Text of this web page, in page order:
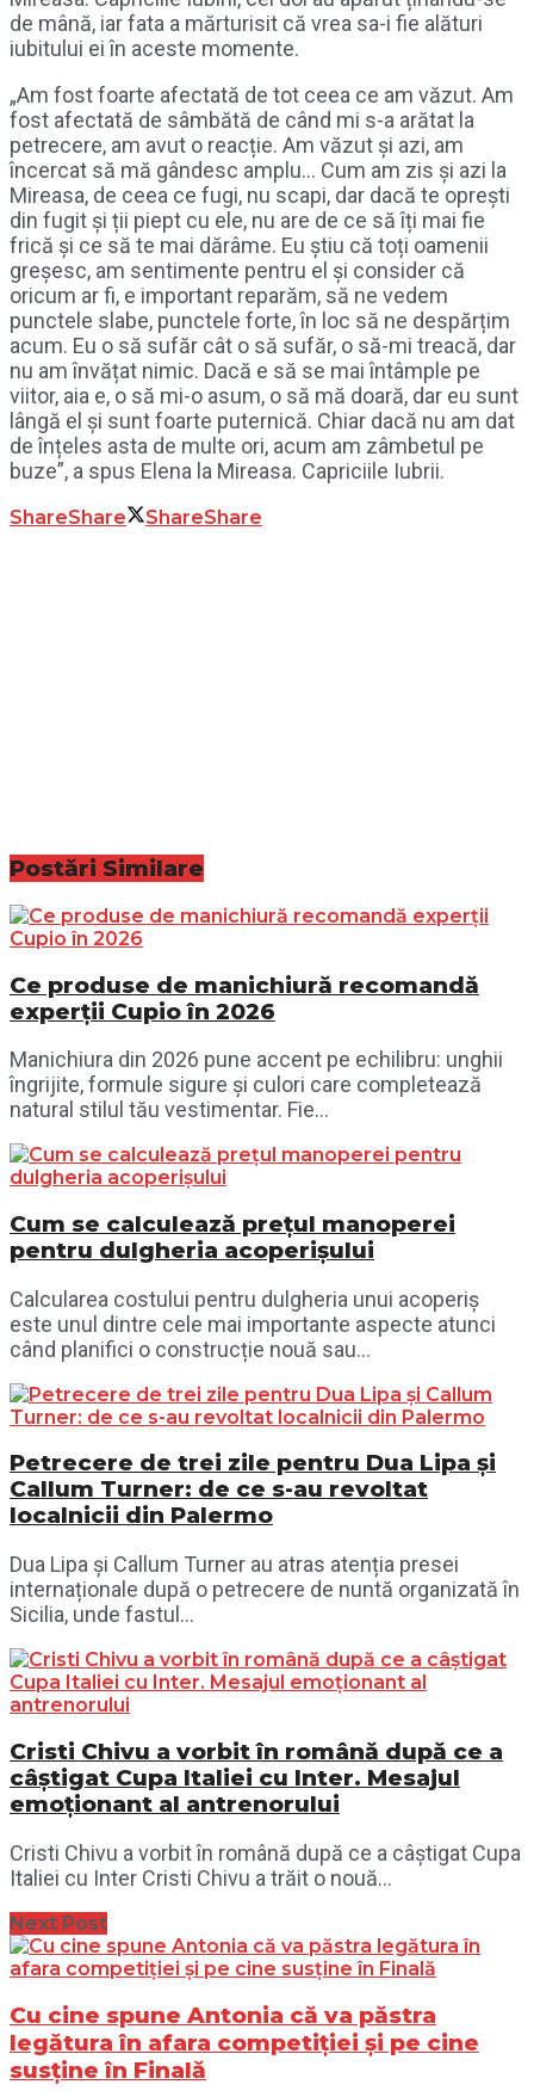
de mână, iar fata a mărturisit că vrea sa-i fie alături
iubitului ei în aceste momente.
„Am fost foarte afectată de tot ceea ce am văzut. Am
fost afectată de sâmbătă de când mi s-a arătat la
petrecere, am avut o reacție. Am văzut și azi, am
încercat să mă gândesc amplu… Cum am zis și azi la
Mireasa, de ceea ce fugi, nu scapi, dar dacă te oprești
din fugit și ții piept cu ele, nu are de ce să îți mai fie
frică și ce să te mai dărâme. Eu știu că toți oamenii
greșesc, am sentimente pentru el și consider că
oricum ar fi, e important reparăm, să ne vedem
punctele slabe, punctele forte, în loc să ne despărțim
acum. Eu o să sufăr cât o să sufăr, o să-mi treacă, dar
nu am învățat nimic. Dacă e să se mai întâmple pe
viitor, aia e, o să mi-o asum, o să mă doară, dar eu sunt
lângă el și sunt foarte puternică. Chiar dacă nu am dat
de înțeles asta de multe ori, acum am zâmbetul pe
buze”, a spus Elena la Mireasa. Capriciile Iubrii.
ShareShare ShareShare
Postări Similare
Ce produse de manichiură recomandă
experții Cupio în 2026
Manichiura din 2026 pune accent pe echilibru: unghii
îngrijite, formule sigure și culori care completează
natural stilul tău vestimentar. Fie...
Cum se calculează prețul manoperei
pentru dulgheria acoperișului
Calcularea costului pentru dulgheria unui acoperiș
este unul dintre cele mai importante aspecte atunci
când planifici o construcție nouă sau...
Petrecere de trei zile pentru Dua Lipa și
Callum Turner: de ce s-au revoltat
localnicii din Palermo
Dua Lipa și Callum Turner au atras atenția presei
internaționale după o petrecere de nuntă organizată în
Sicilia, unde fastul...
Cristi Chivu a vorbit în română după ce a
câștigat Cupa Italiei cu Inter. Mesajul
emoționant al antrenorului
Cristi Chivu a vorbit în română după ce a câștigat Cupa
Italiei cu Inter Cristi Chivu a trăit o nouă...
Next Post
Cu cine spune Antonia că va păstra
legătura în afara competiției și pe cine
susține în Finală